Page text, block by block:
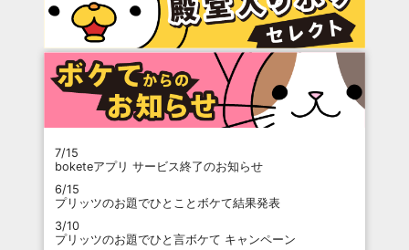
7/15
boketeアプリ サービス終了のお知らせ
6/15
プリッツのお題でひとことボケて結果発表
3/10
プリッツのお題でひと言ボケて キャンペーン